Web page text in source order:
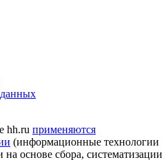
hh.ru применяются
(информационные технологии
основе сбора, систематизации